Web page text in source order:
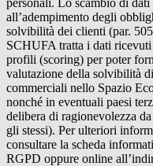
all’adempimento degli
solvibilità dei clienti (par.
SCHUFA tratta i dati
profili (scoring) per poter
valutazione della solvibilità
commerciali nello Spazio
nonché in eventuali paesi
delibera di ragionevolezza
gli stessi). Per ulteriori
consultare la scheda
RGPD oppure online